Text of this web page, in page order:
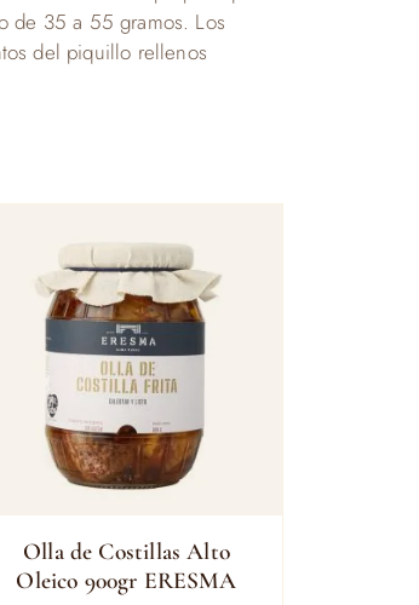
de 35 a 55 gramos. Los
del piquillo rellenos
Olla de Costillas Alto
Oleico 900gr ERESMA